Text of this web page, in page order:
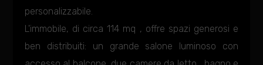
personalizzabile.
L'immobile, di circa 114 mq , offre spazi generosi e
ben distribuiti: un grande salone luminoso con